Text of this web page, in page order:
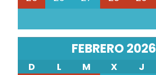
FEBRERO 2026
D L M X J